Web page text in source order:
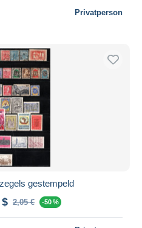
Privatperson
gestempeld
2,05 € -50 %